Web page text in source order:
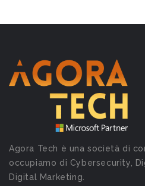
Agora Tech è una società di
occupiamo di Cybersecurity,
Digital Marketing.